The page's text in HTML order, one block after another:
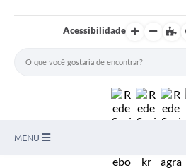
Acessibilidade
MENU